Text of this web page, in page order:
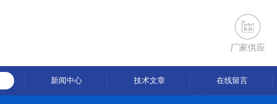
厂家供应
新闻中心 技术文章 在线留言